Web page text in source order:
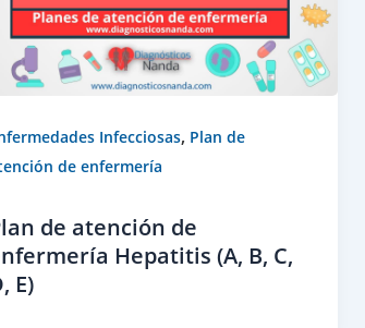
Infecciosas, Plan de
de enfermería
de atención de
Hepatitis (A, B, C,
E)